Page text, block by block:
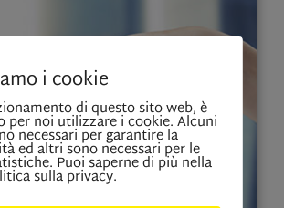
i cookie
di questo sito web, è
per noi utilizzare i cookie. Alcuni
necessari per garantire la
ed altri sono necessari per le
Puoi saperne di più nella
sulla privacy.